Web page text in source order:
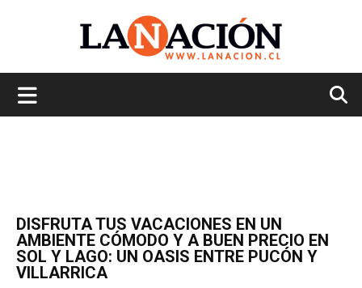
DISFRUTA TUS VACACIONES EN UN
AMBIENTE CÓMODO Y A BUEN PRECIO EN
SOL Y LAGO: UN OASIS ENTRE PUCÓN Y
VILLARRICA